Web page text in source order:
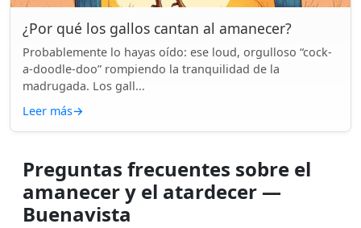
¿Por qué los gallos cantan al amanecer?
Probablemente lo hayas oído: ese loud, orgulloso “cock-
a-doodle-doo” rompiendo la tranquilidad de la
madrugada. Los gall...
Leer más→
Preguntas frecuentes sobre el
amanecer y el atardecer —
Buenavista